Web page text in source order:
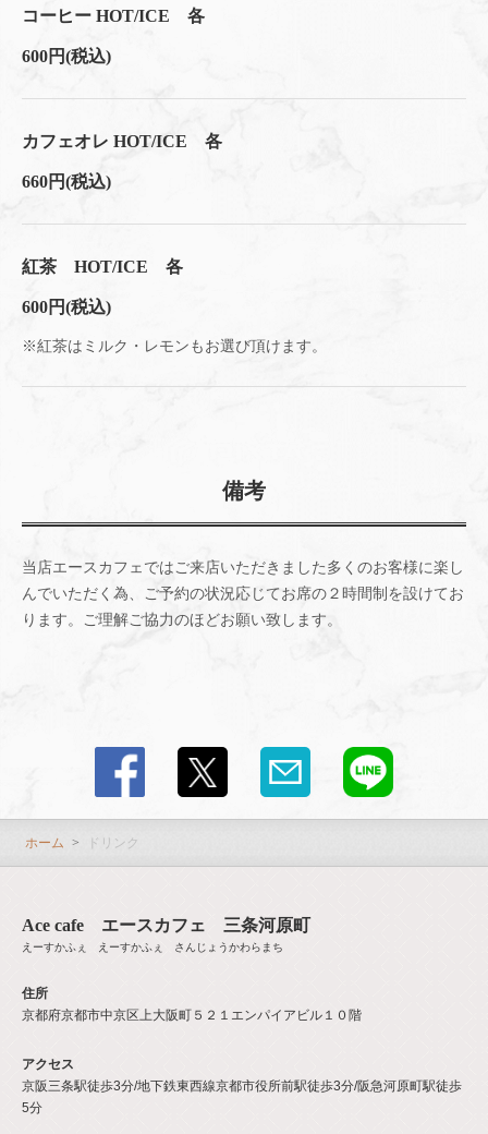
コーヒー HOT/ICE 各
600円(税込)
カフェオレ HOT/ICE 各
660円(税込)
紅茶 HOT/ICE 各
600円(税込)
※紅茶はミルク・レモンもお選び頂けます。
備考
当店エースカフェではご来店いただきました多くのお客様に楽し
んでいただく為、ご予約の状況応じてお席の２時間制を設けてお
ります。ご理解ご協力のほどお願い致します。
ホーム ドリンク
Ace cafe エースカフェ 三条河原町
えーすかふぇ えーすかふぇ さんじょうかわらまち
住所
京都府京都市中京区上大阪町５２１エンパイアビル１０階
アクセス
京阪三条駅徒歩3分/地下鉄東西線京都市役所前駅徒歩3分/阪急河原町駅徒歩
5分